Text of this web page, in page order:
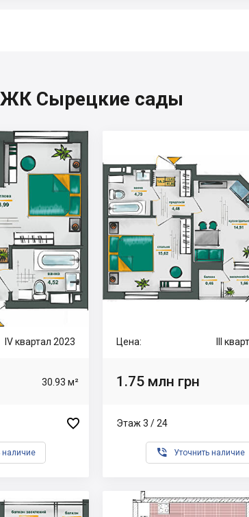
ЖК Сырецкие сады
IV квартал 2023
30.93 м²

наличие
Цена: III
1.75 млн грн
Этаж 3 / 24
 Уточнить наличие